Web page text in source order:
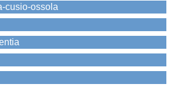
cusio-ossola